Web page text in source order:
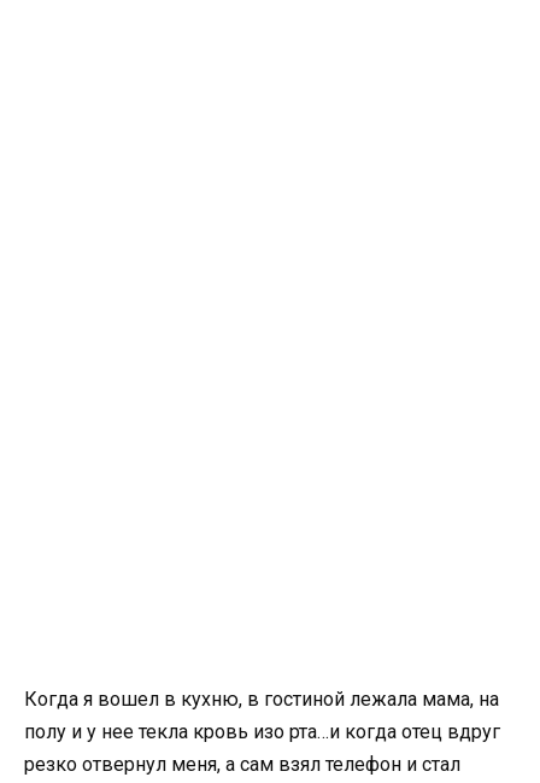
Когда я вошел в кухню, в гостиной лежала мама, на
полу и у нее текла кровь изо рта…и когда отец вдруг
резко отвернул меня, а сам взял телефон и стал